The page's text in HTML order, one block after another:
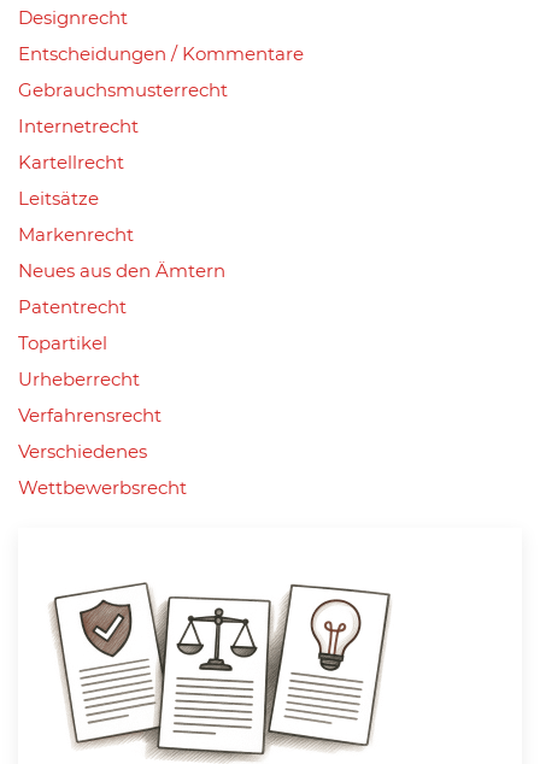
Designrecht
Entscheidungen / Kommentare
Gebrauchsmusterrecht
Internetrecht
Kartellrecht
Leitsätze
Markenrecht
Neues aus den Ämtern
Patentrecht
Topartikel
Urheberrecht
Verfahrensrecht
Verschiedenes
Wettbewerbsrecht